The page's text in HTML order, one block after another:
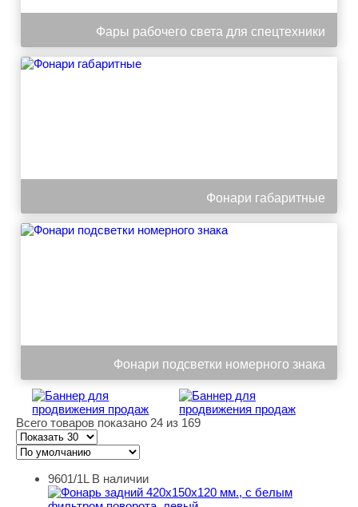
Фары рабочего света для спецтехники
Фонари габаритные
Фонари подсветки номерного знака
Всего товаров показано 24 из 169
Фонарь задний 420х150х120 мм., с белым фильтром
9601/1L В наличии